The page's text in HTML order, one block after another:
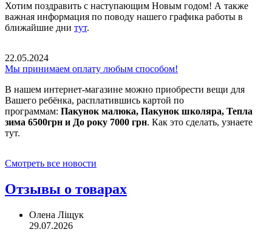
Хотим поздравить с наступающим Новым годом! А также
важная информация по поводу нашего графика работы в
ближайшие дни тут.
22.05.2024
Мы принимаем оплату любым способом!
В нашем интернет-магазине можно приобрести вещи для
Вашего ребёнка, расплатившись картой по
программам: Пакунок малюка, Пакунок школяра, Тепла
зима 6500грн и До року 7000 грн. Как это сделать, узнаете
тут.
Смотреть все новости
Отзывы о товарах
Олена Ліщук
29.07.2026